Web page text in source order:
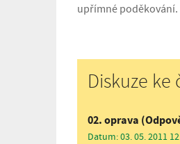
upřímné poděkování.
Diskuze ke
02. oprava
Datum: 03. 05. 2011